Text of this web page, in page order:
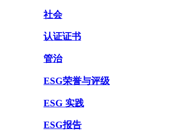
社会
认证证书
管治
ESG荣誉与评级
ESG 实践
ESG报告